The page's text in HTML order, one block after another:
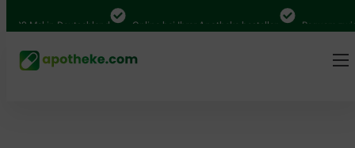
Mal in Deutschland Online bei Ihrer Apotheke bestellen Bequem
Herz, Kreislauf & Stoffwechsel